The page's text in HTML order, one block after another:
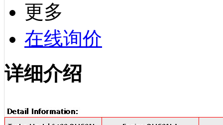
更多
在线询价
详细介绍